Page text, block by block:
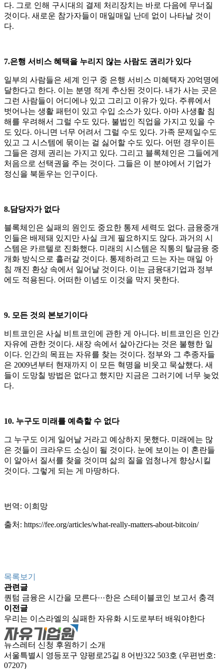
다. 그로 인해 구시대의 결제 처리장치는 바로 다음에 무너질
것이다. 새로운 참가자들이 매일매일 난데 없이 나타날 것이
다.
7.은행 서비스 혜택을 누리지 않는 사람도 권리가 있다
일부의 사람들은 세계 인구 중 은행 서비스 미혜택자 20억명에
달한다고 한다. 이는 분명 적게 추산된 것이다. 내가 사는 곳은
그런 사람들이 어디에나 있고 그리고 이유가 있다. 주류에서
벗어나는 생활 패턴이 있고 수입 소스가 있다. 아마 사생활 침
해를 우려해서 그럴 수도 있다. 불법인 직업을 가지고 있을 수
도 있다. 아니면 너무 어려서 그럴 수도 있다. 가족 문제일수도
있고 그 시스템에 묶이는 걸 싫어할 수도 있다. 어떤 경우이든
그들은 경제 권리는 가지고 있다. 그리고 블록체인은 그들에게
처음으로 선택권을 주는 것이다. 그들은 이 분야에서 기업가
정신을 북돋우는 인구이다.
8.담당자가 없다
블록체인은 실패의 원인도 중요한 통제 세력도 없다. 금융중개
인들은 배제돼 있지만 사실 크게 필요하지도 않다. 과거의 시
스템은 카르텔로 진화했다. 미래의 시스템은 직통의 탈금융 중
개화 방식으로 흘러갈 것이다. 통제하려고 드는 자는 매일 아
침 깨진 환상 속에서 일어날 것이다. 이는 금융대기업과 정부
에도 적용된다. 어떠한 이념도 이것을 막지 못한다.
9. 모든 것의 본보기이다
비트코인은 사실 비트코인에 관한 게 아니다. 비트코인은 인간
자유에 관한 것이다. 새장 속에서 살아간다는 것은 불행한 일
이다. 인간의 목표는 자유를 찾는 것이다. 정부와 그 추종자들
은 2009년부터 현재까지 이 모든 혁명을 비웃고 묵살했다. 새
들이 도망칠 방법은 없다고 했지만 지금은 그러기에 너무 늦었
다.
10. 누구도 미래를 예측할 수 없다
그 누구도 이게 일어날 거라고 예상하지 못했다. 미래에는 많
은 것들이 크라우드 소싱이 될 것이다. 눈에 보이는 이 혼란들
이 알아서 질서를 찾을 것이며 삶의 질을 엄청나게 향상시킬
것이다. 그렇게 되는 게 마땅하다.
번역: 이희망
출처: https://fee.org/articles/what-really-matters-about-bitcoin/
목록보기
관련글
퀀텀 금융은 시간을 모른다···한은 스테이블코인 보고서 충격
이전글
우리는 이스라엘의 실패한 자유화 시도로부터 배워야한다
뉴스레터 신청 후원하기
소개
서울특별시 영등포구 양평로25길 8 어반322 503호 (우편번호:
07207)